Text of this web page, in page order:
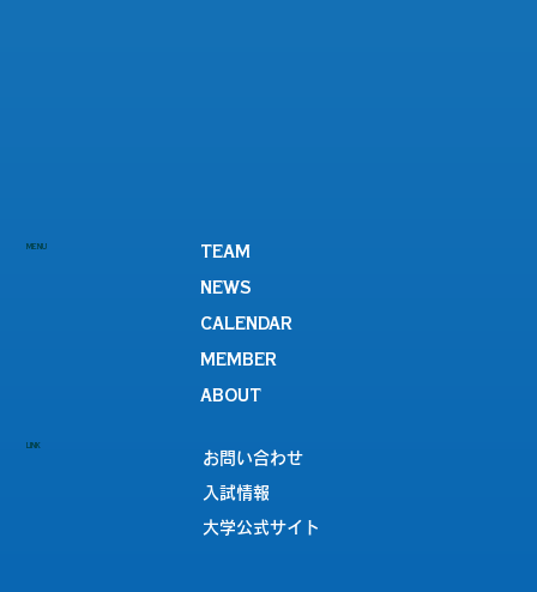
MENU
TEAM
NEWS
CALENDAR
MEMBER
ABOUT
LINK
お問い合わせ
入試情報
大学公式サイト